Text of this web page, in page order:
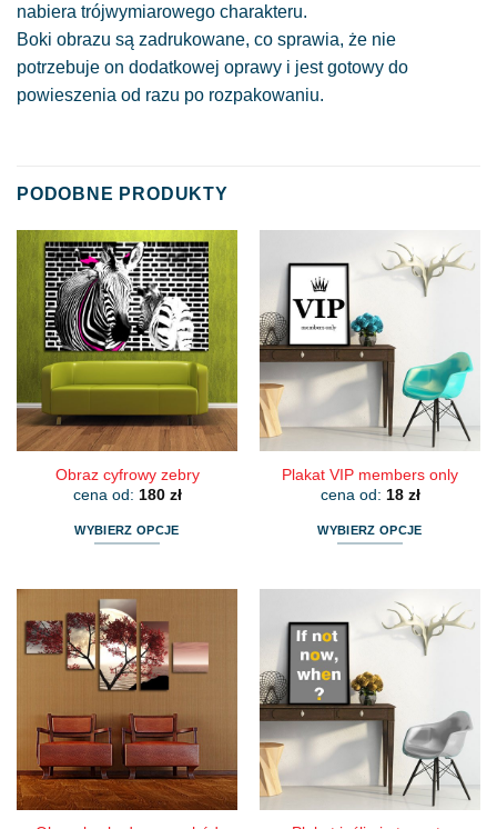
nabiera trójwymiarowego charakteru.
Boki obrazu są zadrukowane, co sprawia, że nie
potrzebuje on dodatkowej oprawy i jest gotowy do
powieszenia od razu po rozpakowaniu.
PODOBNE PRODUKTY
Obraz cyfrowy zebry
cena od: 180 zł
WYBIERZ OPCJE
ma
wiele
wariantów.
Opcje
można
wybrać
na
stronie
produktu
Plakat VIP members only
cena od: 18 zł
WYBIERZ OPCJE
wiele
wariantów.
Opcje
można
wybrać
na
stronie
produktu